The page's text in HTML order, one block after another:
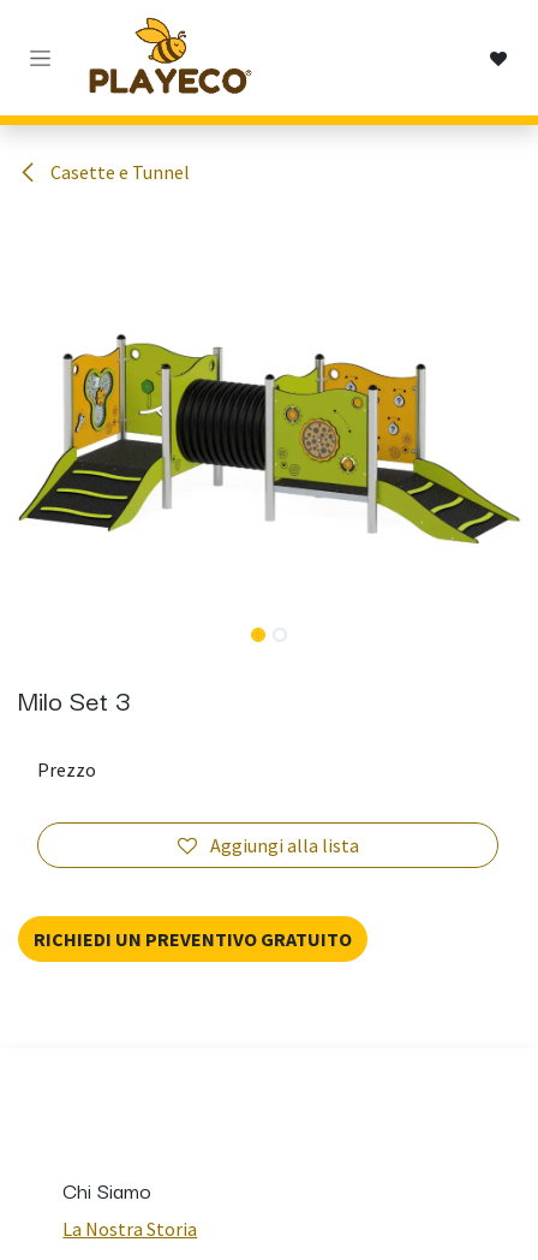
Passa al contenuto
Casette e Tunnel
Milo Set 3
Aggiungi alla lista
Prezzo
RICHIEDI UN PREVENTIVO GRATUITO
Chi Siamo
La Nostra Storia